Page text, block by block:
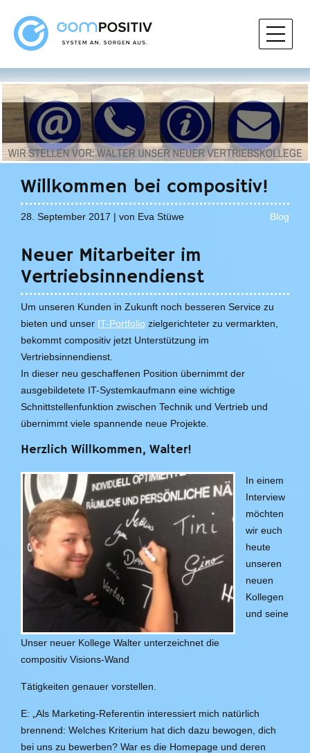
Willkommen bei compositiv!
28. September 2017 | von Eva Stüwe Blog
Neuer Mitarbeiter im
Vertriebsinnendienst
Um unseren Kunden in Zukunft noch besseren Service zu
bieten und unser IT-Portfolio zielgerichteter zu vermarkten,
bekommt compositiv jetzt Unterstützung im
Vertriebsinnendienst.
In dieser neu geschaffenen Position übernimmt der
ausgebildetete IT-Systemkaufmann eine wichtige
Schnittstellenfunktion zwischen Technik und Vertrieb und
übernimmt viele spannende neue Projekte.
Herzlich Willkommen, Walter!
Unser neuer Kollege Walter unterzeichnet die
compositiv Visions-Wand
In einem
Interview
möchten
wir euch
heute
unseren
neuen
Kollegen
und seine
Tätigkeiten genauer vorstellen.
E: „Als Marketing-Referentin interessiert mich natürlich
brennend: Welches Kriterium hat dich dazu bewogen, dich
bei uns zu bewerben? War es die Homepage und deren